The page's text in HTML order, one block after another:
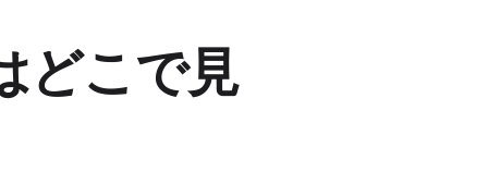
どこで見